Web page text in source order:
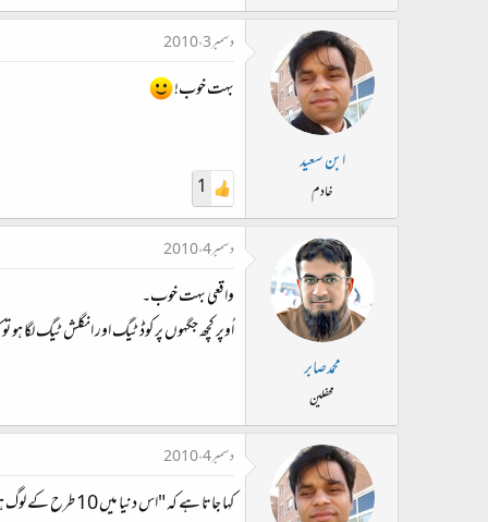
ابن سعید
خادم
دسمبر 3، 2010
بہت خوب!
1
محمدصابر
محفلین
دسمبر 4، 2010
واقعی بہت خوب۔
اُوپر کچھ جگہوں پر کوڈ ٹیگ اور انگلش ٹیگ لگا ہو
دسمبر 4، 2010
کہا جاتا ہے کہ "اس دنیا میں 10 طرح کے لوگ ہوتے ہیں، ایک وہ جو بائنری سمجھتے ہیں دوسرے وہ جو نہیں سمجھتے۔"